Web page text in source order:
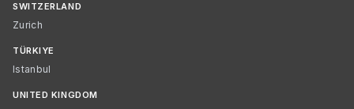
SWITZERLAND
Zurich
TÜRKIYE
Istanbul
UNITED KINGDOM